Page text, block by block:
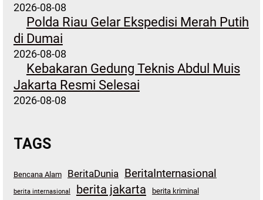
2026-08-08
Polda Riau Gelar Ekspedisi Merah Putih
di Dumai
2026-08-08
Kebakaran Gedung Teknis Abdul Muis
Jakarta Resmi Selesai
2026-08-08
TAGS
Bencana Alam BeritaDunia BeritaInternasional
berita internasional berita jakarta berita kriminal